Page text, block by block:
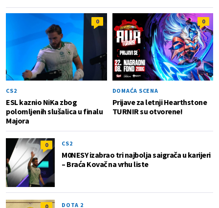
0
CS2
ESL kaznio NiKa zbog
polomljenih slušalica u finalu
Majora
0
DOMAĆA SCENA
Prijave za letnji Hearthstone
TURNIR su otvorene!
0 CS2
M0NESY izabrao tri najbolja saigrača u karijeri
– Braća Kovač na vrhu liste
0 DOTA 2